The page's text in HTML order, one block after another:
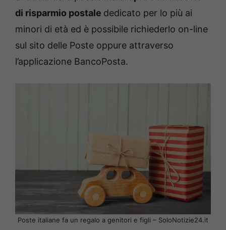
di risparmio postale dedicato per lo più ai
minori di età ed è possibile richiederlo on-line
sul sito delle Poste oppure attraverso
l’applicazione BancoPosta.
Poste italiane fa un regalo a genitori e figli – SoloNotizie24.it